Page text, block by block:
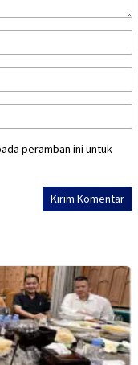
peramban ini untuk